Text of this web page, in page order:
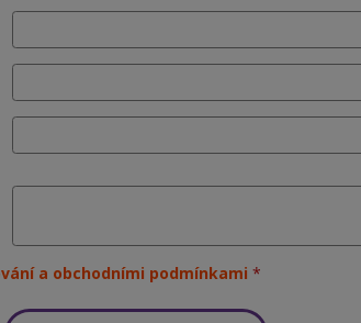
a obchodními podmínkami